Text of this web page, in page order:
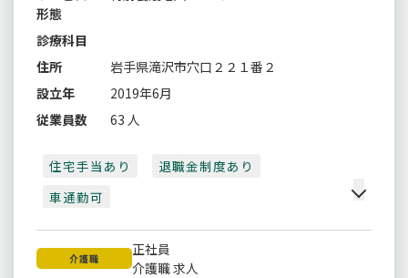
形態
診療科目
住所
岩手県滝沢市穴口２２１番２
設立年
2019年6月
従業員数
63 人
住宅手当あり
退職金制度あり
車通勤可
介護職
正社員
介護職 求人